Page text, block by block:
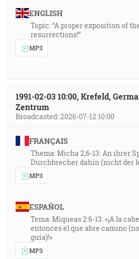
ENGLISH
Topic: “A proper exposition of
resurrections!”
MP3
1991-02-03 10:00, Krefeld,
Zentrum
Broadcasted: 2026-07-12 10:00
FRANÇAIS
Thema: Micha 2,6-13: An ihrer
Durchbrecher dahin (nicht der
MP3
ESPAÑOL
Tema: Miqueas 2:6-13: «¡A la
entonces el que abre camino
guía)!»
MP3